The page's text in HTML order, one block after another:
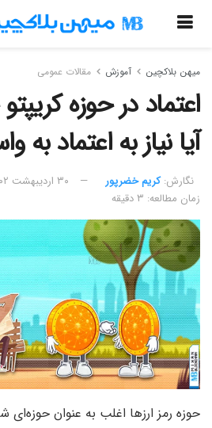
میهن بلاکچین آموزش مقالات عمومی
اعتماد در حوزه
آیا نیاز به اعتماد به
نگارش:‌ کریم خضرپور
۳۰ اردیبهشت ۱۴۰۲ - ۱۷:۱۳
زمان مطالعه: ۳ دقیقه
حوزه رمز ارزها اغلب به عنوان